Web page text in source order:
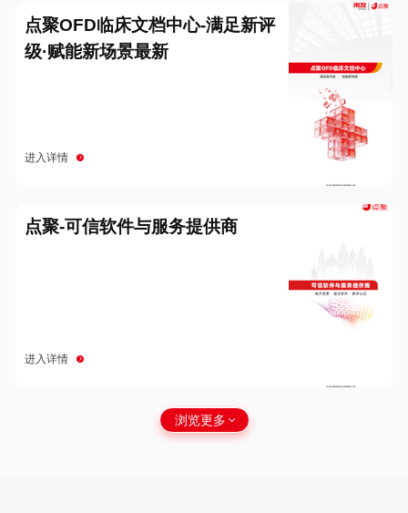
点聚OFD临床文档中心-满足新评
级·赋能新场景最新
进入详情
点聚-可信软件与服务提供商
进入详情
浏览更多